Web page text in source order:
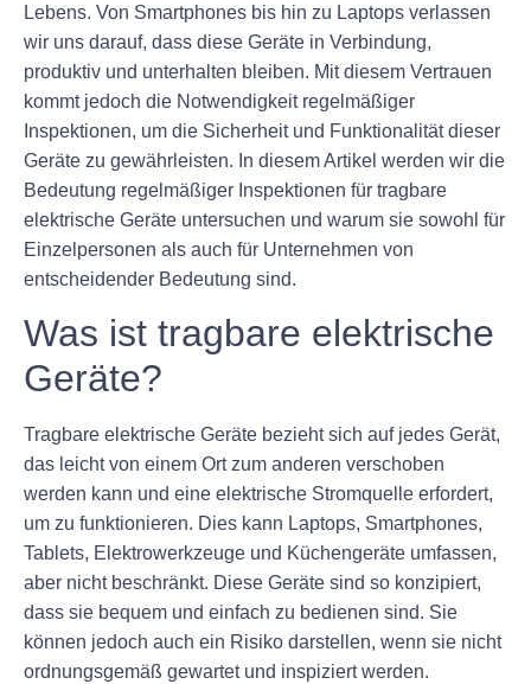
Lebens. Von Smartphones bis hin zu Laptops verlassen
wir uns darauf, dass diese Geräte in Verbindung,
produktiv und unterhalten bleiben. Mit diesem Vertrauen
kommt jedoch die Notwendigkeit regelmäßiger
Inspektionen, um die Sicherheit und Funktionalität dieser
Geräte zu gewährleisten. In diesem Artikel werden wir die
Bedeutung regelmäßiger Inspektionen für tragbare
elektrische Geräte untersuchen und warum sie sowohl für
Einzelpersonen als auch für Unternehmen von
entscheidender Bedeutung sind.
Was ist tragbare elektrische
Geräte?
Tragbare elektrische Geräte bezieht sich auf jedes Gerät,
das leicht von einem Ort zum anderen verschoben
werden kann und eine elektrische Stromquelle erfordert,
um zu funktionieren. Dies kann Laptops, Smartphones,
Tablets, Elektrowerkzeuge und Küchengeräte umfassen,
aber nicht beschränkt. Diese Geräte sind so konzipiert,
dass sie bequem und einfach zu bedienen sind. Sie
können jedoch auch ein Risiko darstellen, wenn sie nicht
ordnungsgemäß gewartet und inspiziert werden.